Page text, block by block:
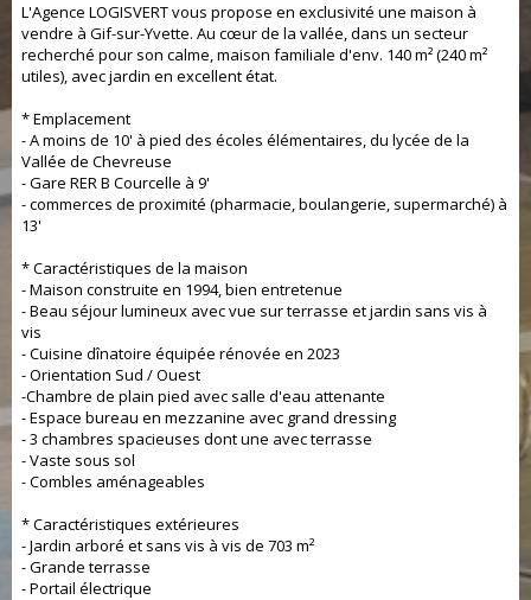
L'Agence LOGISVERT vous propose en exclusivité une maison à
vendre à Gif-sur-Yvette. Au cœur de la vallée, dans un secteur
recherché pour son calme, maison familiale d'env. 140 m² (240 m²
utiles), avec jardin en excellent état.
* Emplacement
- A moins de 10' à pied des écoles élémentaires, du lycée de la
Vallée de Chevreuse
- Gare RER B Courcelle à 9'
- commerces de proximité (pharmacie, boulangerie, supermarché) à
13'
* Caractéristiques de la maison
- Maison construite en 1994, bien entretenue
- Beau séjour lumineux avec vue sur terrasse et jardin sans vis à
vis
- Cuisine dînatoire équipée rénovée en 2023
- Orientation Sud / Ouest
-Chambre de plain pied avec salle d'eau attenante
- Espace bureau en mezzanine avec grand dressing
- 3 chambres spacieuses dont une avec terrasse
- Vaste sous sol
- Combles aménageables
* Caractéristiques extérieures
- Jardin arboré et sans vis à vis de 703 m²
- Grande terrasse
- Portail électrique